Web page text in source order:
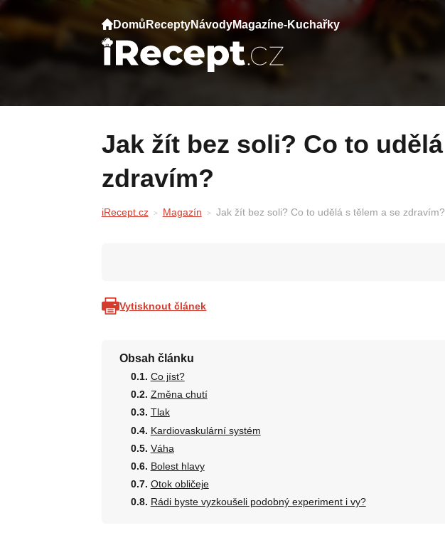
Domů ReceptyNávodyMagazíne-Kuchařky
Jak žít bez soli? Co to udělá s tělem a se
zdravím?
iRecept.cz Magazín Jak žít bez soli? Co to udělá s tělem a se zdravím?
Vytisknout článek
Obsah článku
Co jíst?
Změna chutí
Tlak
Kardiovaskulární systém
Váha
Bolest hlavy
Otok obličeje
Rádi byste vyzkoušeli podobný experiment i vy?